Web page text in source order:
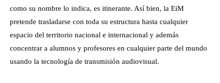
como su nombre lo indica, es itinerante. Así bien, la EiM
pretende trasladarse con toda su estructura hasta cualquier
espacio del territorio nacional e internacional y además
concentrar a alumnos y profesores en cualquier parte del mundo
usando la tecnología de transmisión audiovisual.